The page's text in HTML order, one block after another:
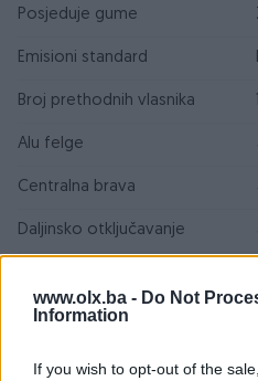
www.olx.ba - Do Not
Information
If you wish to opt-out of the
Posjeduje gume
Emisioni standard
Broj prethodnih vlasnika
Alu felge
Centralna brava
Daljinsko otključavanje
ABS
ESP